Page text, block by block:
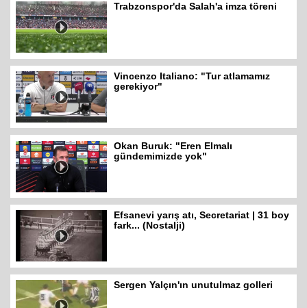
Trabzonspor'da Salah'a imza töreni
Vincenzo Italiano: "Tur atlamamız
gerekiyor"
Okan Buruk: "Eren Elmalı
gündemimizde yok"
Efsanevi yarış atı, Secretariat | 31 boy
fark... (Nostalji)
Sergen Yalçın'ın unutulmaz golleri